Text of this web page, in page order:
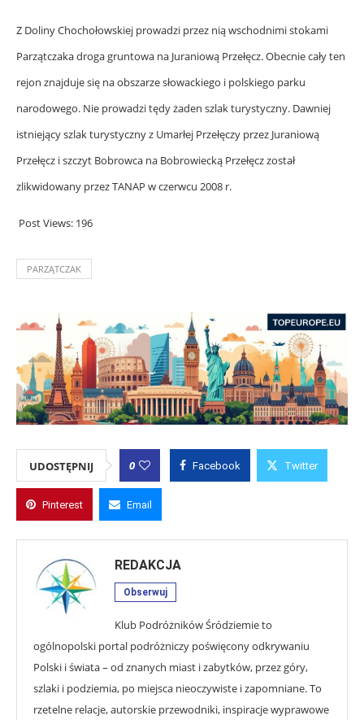
Z Doliny Chochołowskiej prowadzi przez nią wschodnimi stokami
Parzątczaka droga gruntowa na Juraniową Przełęcz. Obecnie cały ten
rejon znajduje się na obszarze słowackiego i polskiego parku
narodowego. Nie prowadzi tędy żaden szlak turystyczny. Dawniej
istniejący szlak turystyczny z Umarłej Przełęczy przez Juraniową
Przełęcz i szczyt Bobrowca na Bobrowiecką Przełęcz został
zlikwidowany przez TANAP w czerwcu 2008 r.
Post Views: 196
PARZĄTCZAK
UDOSTĘPNIJ 0 Facebook Twitter
Pinterest Email
REDAKCJA
Obserwuj
Klub Podróżników Śródziemie to
ogólnopolski portal podróżniczy poświęcony odkrywaniu
Polski i świata – od znanych miast i zabytków, przez góry,
szlaki i podziemia, po miejsca nieoczywiste i zapomniane. To
rzetelne relacje, autorskie przewodniki, inspiracje wyprawowe